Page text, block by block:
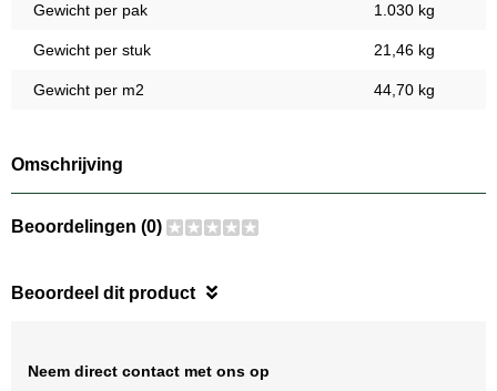
Gewicht per pak 1.030 kg
Gewicht per stuk 21,46 kg
Gewicht per m2 44,70 kg
Omschrijving
Beoordelingen (0)
Beoordeel dit product
Neem direct contact met ons op